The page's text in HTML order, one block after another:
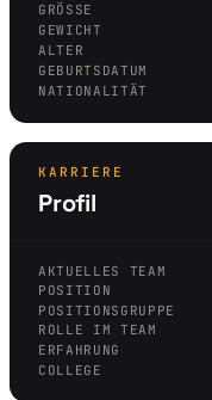
GRÖSSE
GEWICHT
ALTER
GEBURTSDATUM
NATIONALITÄT
KARRIERE
Profil
AKTUELLES TEAM
POSITION
POSITIONSGRUPPE
ROLLE IM TEAM
ERFAHRUNG
COLLEGE